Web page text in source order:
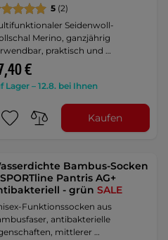
5 (2)
Seidenwoll-
Merino, ganzjährig
praktisch und …
€
Lager – 12.8. bei Ihnen
Kaufen
Bambus-Socken
Pantris AG+
- grünSALE
Funktionssocken aus
antibakterielle
mittlerer …